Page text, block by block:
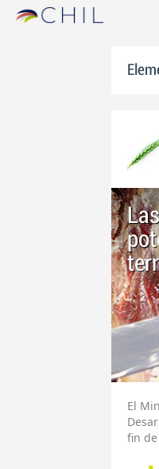
El
fin